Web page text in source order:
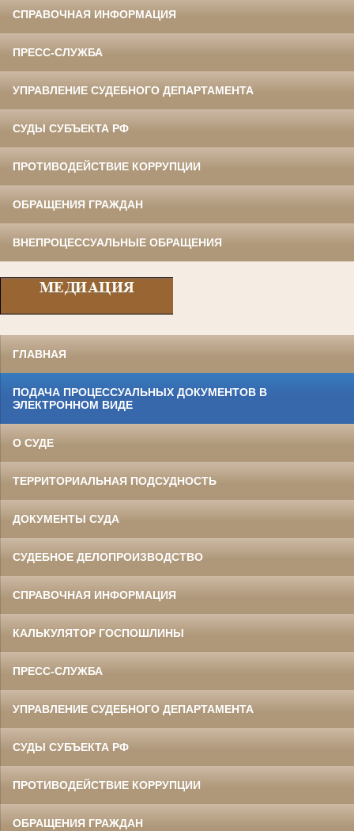
СПРАВОЧНАЯ ИНФОРМАЦИЯ
ПРЕСС-СЛУЖБА
УПРАВЛЕНИЕ СУДЕБНОГО ДЕПАРТАМЕНТА
СУДЫ СУБЪЕКТА РФ
ПРОТИВОДЕЙСТВИЕ КОРРУПЦИИ
ОБРАЩЕНИЯ ГРАЖДАН
ВНЕПРОЦЕССУАЛЬНЫЕ ОБРАЩЕНИЯ
ГЛАВНАЯ
ПОДАЧА ПРОЦЕССУАЛЬНЫХ ДОКУМЕНТОВ В
ЭЛЕКТРОННОМ ВИДЕ
О СУДЕ
ТЕРРИТОРИАЛЬНАЯ ПОДСУДНОСТЬ
ДОКУМЕНТЫ СУДА
СУДЕБНОЕ ДЕЛОПРОИЗВОДСТВО
СПРАВОЧНАЯ ИНФОРМАЦИЯ
КАЛЬКУЛЯТОР ГОСПОШЛИНЫ
ПРЕСС-СЛУЖБА
УПРАВЛЕНИЕ СУДЕБНОГО ДЕПАРТАМЕНТА
СУДЫ СУБЪЕКТА РФ
ПРОТИВОДЕЙСТВИЕ КОРРУПЦИИ
ОБРАЩЕНИЯ ГРАЖДАН